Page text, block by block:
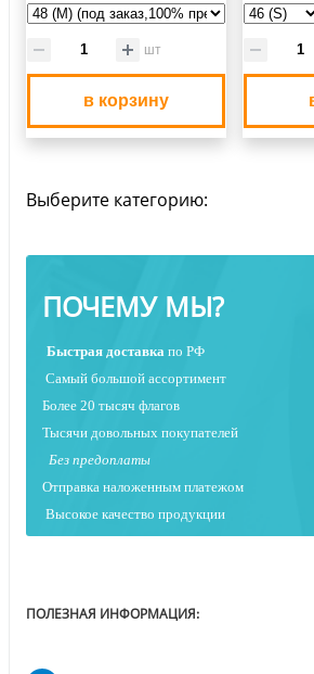
шт
в корзину
Выберите категорию:
ПОЧЕМУ МЫ?
Быстрая доставка по РФ
Самый большой ассортимент
Более 20 тысяч флагов
Тысячи довольных покупателей
Без предоплаты
Отправка наложенным платежом
Высокое качество продукции
ПОЛЕЗНАЯ ИНФОРМАЦИЯ: